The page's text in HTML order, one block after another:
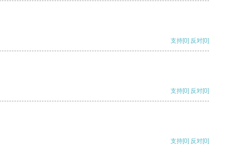
支持[0] 反对[0]
支持[0] 反对[0]
支持[0] 反对[0]